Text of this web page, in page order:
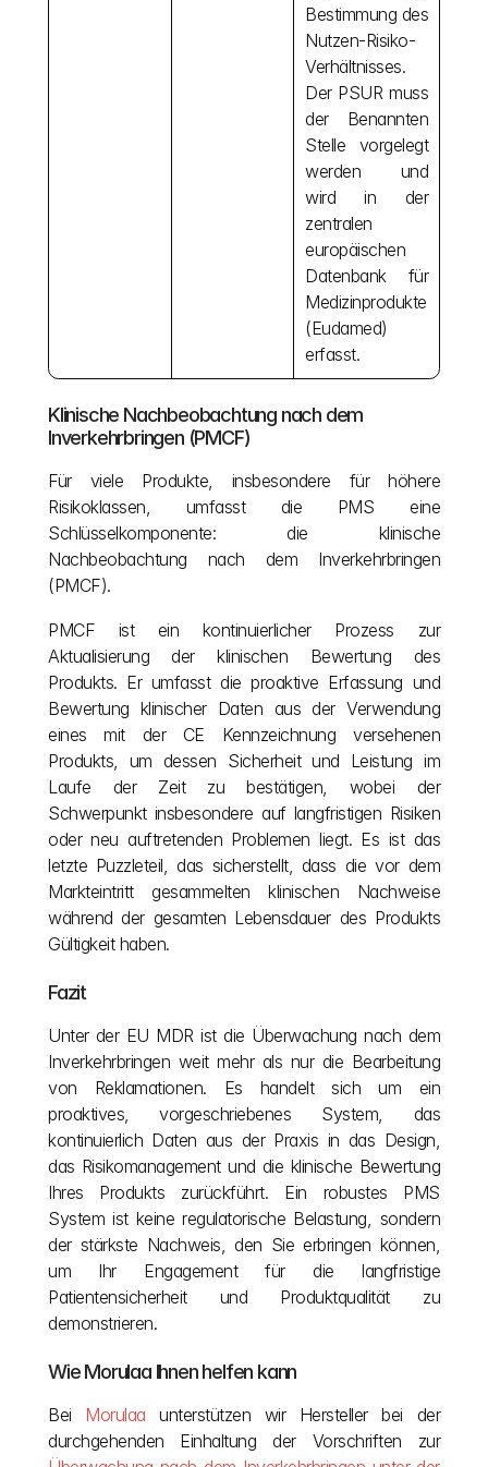
Bestimmung des
Nutzen-Risiko-
Verhältnisses.
Der PSUR muss
der Benannten
Stelle vorgelegt
werden und
wird in der
zentralen
europäischen
Datenbank für
Medizinprodukte
(Eudamed)
erfasst.
Klinische Nachbeobachtung nach dem
Inverkehrbringen (PMCF)
Für viele Produkte, insbesondere für höhere
Risikoklassen, umfasst die PMS eine
Schlüsselkomponente: die klinische
Nachbeobachtung nach dem Inverkehrbringen
(PMCF).
PMCF ist ein kontinuierlicher Prozess zur
Aktualisierung der klinischen Bewertung des
Produkts. Er umfasst die proaktive Erfassung und
Bewertung klinischer Daten aus der Verwendung
eines mit der CE Kennzeichnung versehenen
Produkts, um dessen Sicherheit und Leistung im
Laufe der Zeit zu bestätigen, wobei der
Schwerpunkt insbesondere auf langfristigen Risiken
oder neu auftretenden Problemen liegt. Es ist das
letzte Puzzleteil, das sicherstellt, dass die vor dem
Markteintritt gesammelten klinischen Nachweise
während der gesamten Lebensdauer des Produkts
Gültigkeit haben.
Fazit
Unter der EU MDR ist die Überwachung nach dem
Inverkehrbringen weit mehr als nur die Bearbeitung
von Reklamationen. Es handelt sich um ein
proaktives, vorgeschriebenes System, das
kontinuierlich Daten aus der Praxis in das Design,
das Risikomanagement und die klinische Bewertung
Ihres Produkts zurückführt. Ein robustes PMS
System ist keine regulatorische Belastung, sondern
der stärkste Nachweis, den Sie erbringen können,
um Ihr Engagement für die langfristige
Patientensicherheit und Produktqualität zu
demonstrieren.
Wie Morulaa Ihnen helfen kann
Bei Morulaa unterstützen wir Hersteller bei der
durchgehenden Einhaltung der Vorschriften zur